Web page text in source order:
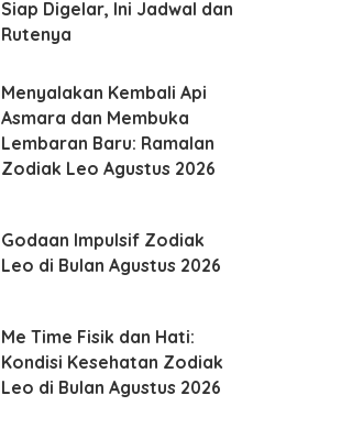
Siap Digelar, Ini Jadwal dan
Rutenya
Menyalakan Kembali Api
Asmara dan Membuka
Lembaran Baru: Ramalan
Zodiak Leo Agustus 2026
Godaan Impulsif Zodiak
Leo di Bulan Agustus 2026
Me Time Fisik dan Hati:
Kondisi Kesehatan Zodiak
Leo di Bulan Agustus 2026